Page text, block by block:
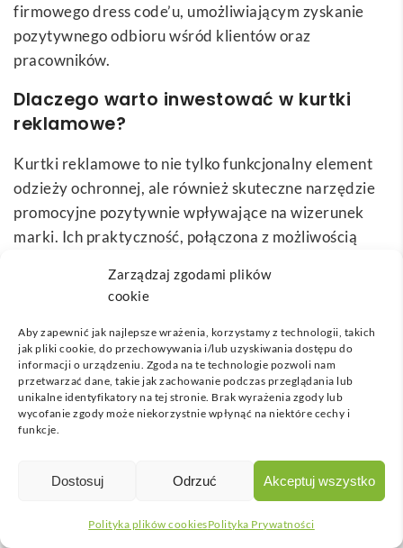
Zarządzaj zgodami plików
cookie
Aby zapewnić jak najlepsze wrażenia, korzystamy z technologii, takich
jak pliki cookie, do przechowywania i/lub uzyskiwania dostępu do
informacji o urządzeniu. Zgoda na te technologie pozwoli nam
przetwarzać dane, takie jak zachowanie podczas przeglądania lub
unikalne identyfikatory na tej stronie. Brak wyrażenia zgody lub
wycofanie zgody może niekorzystnie wpłynąć na niektóre cechy i
funkcje.
Akceptuj wszystko
Odrzuć
Dostosuj
Polityka plików cookiesPolityka Prywatności
firmowego dress code’u, umożliwiającym zyskanie
pozytywnego odbioru wśród klientów oraz
pracowników.
Dlaczego warto inwestować w kurtki
reklamowe?
Kurtki reklamowe to nie tylko funkcjonalny element
odzieży ochronnej, ale również skuteczne narzędzie
promocyjne pozytywnie wpływające na wizerunek
marki. Ich praktyczność, połączona z możliwością
reklamowego, pozwala na budowanie trwałych i
biznesowymi. W odróżnieniu od innych gadżetów,
kurtki są użytkowane przez cały rok, co znacząco
zwiększa czas ekspozycji marki na rynku.
Unikalne wzory, wyraziste kolory oraz estetyczne
wyróżnienie się na tle konkurencji i utwierdzenie w
pamięci odbiorców pozytywnych skojarzeń z firmą.
Wybierającgadżety reklamowetakie jak kurtki,